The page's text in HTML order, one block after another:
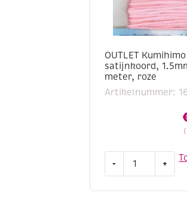
OUTLET Kumihimo
satijnkoord,
meter, roze
Artikelnummer:
-
Kumihimo
+